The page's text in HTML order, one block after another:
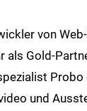
von
Gold-
und